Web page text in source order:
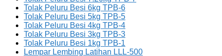
Tolak Peluru Besi 6kg TPB-6
Tolak Peluru Besi 5kg TPB-5
Tolak Peluru Besi 4kg TPB-4
Tolak Peluru Besi 3kg TPB-3
Tolak Peluru Besi 1kg TPB-1
Lempar Lembing Latihan LLL-500